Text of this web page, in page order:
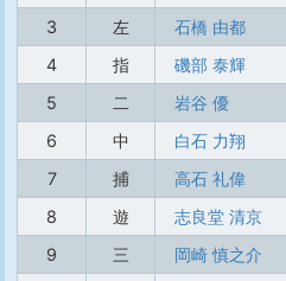
3
左 石橋 由都
4
指 磯部 泰輝
5
二 岩谷 優
6
中 白石 力翔
7
捕 高石 礼偉
8
遊 志良堂 清京
9
三 岡崎 慎之介